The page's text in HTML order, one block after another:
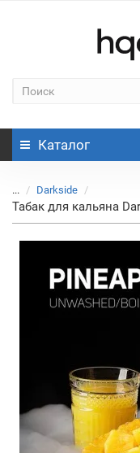
Каталог
... Darkside
Табак для кальяна